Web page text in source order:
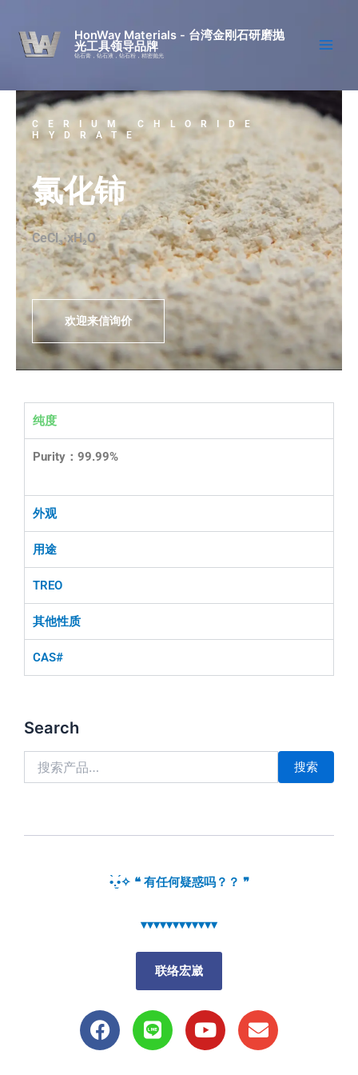
HonWay Materials - 台湾金刚石研磨抛
光工具领导品牌
钻石膏，钻石液，钻石粉，精密抛光
CERIUM CHLORIDE
HYDRATE
氯化铈
CeCl₃·xH₂O
欢迎来信询价
纯度
Purity：99.99%
外观
用途
TREO
其他性质
CAS#
Search
搜
索：
搜索
•̀.̫•́✧ ❝ 有任何疑惑吗？？ ❞
▾▾▾▾▾▾▾▾▾▾▾▾
联络宏崴
F
a
L
i
Y
o
E
n